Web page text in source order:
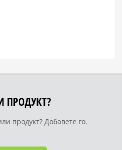
ПРОДУКТ?
продукт? Добавете го.